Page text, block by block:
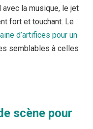
la musique, le jet
fort et touchant. Le
d’artifices pour un
semblables à celles
scène pour